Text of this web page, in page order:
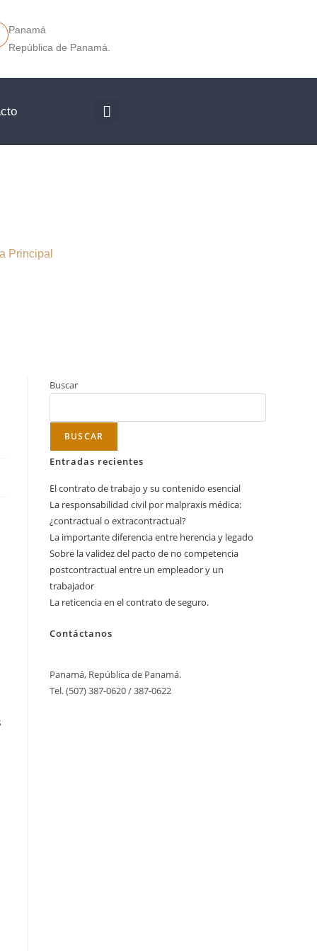
Panamá
República de Panamá.
Principal
Buscar
BUSCAR
Entradas recientes
El contrato de trabajo y su contenido esencial
La responsabilidad civil por malpraxis médica:
¿contractual o extracontractual?
La importante diferencia entre herencia y legado
Sobre la validez del pacto de no competencia
postcontractual entre un empleador y un
trabajador
La reticencia en el contrato de seguro.
Contáctanos
Panamá, República de Panamá.
Tel. (507) 387-0620 / 387-0622